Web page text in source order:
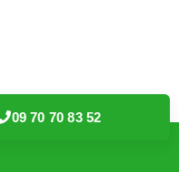
09 70 70 83 52